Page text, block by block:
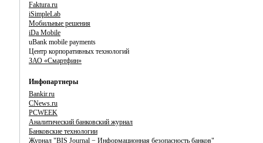
Faktura.ru
iSimpleLab
Мобильные решения
iDa Mobile
uBank mobile payments
Центр корпоративных технологий
ЗАО «Смартфин»
Инфопартнеры
Bankir.ru
CNews.ru
PCWEEK
Аналитический банковский журнал
Банковские технологии
Журнал "BIS Journal − Информационная безопасность банков"